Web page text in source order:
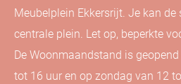
Meubelplein Ekkersrijt. Je kan
centrale plein. Let op, beperkte
De Woonmaandstand is
tot 16 uur en op zondag van 12